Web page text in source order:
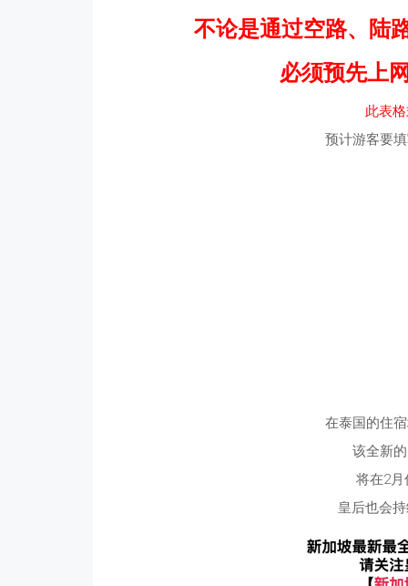
不论是通过空路、陆
必须预先上
此表
预计游客要
在泰国的住
该全新
将在2
皇后也会